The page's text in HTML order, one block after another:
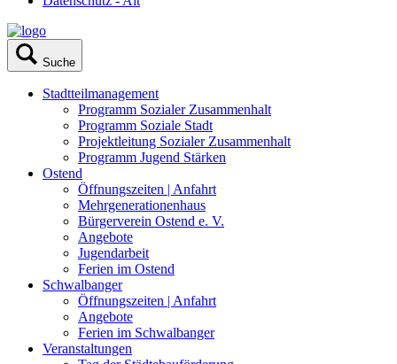
Suche
Stadtteilmanagement
Programm Sozialer Zusammenhalt
Programm Soziale Stadt
Projektleitung Sozialer Zusammenhalt
Programm Jugend Stärken
Ostend
Öffnungszeiten | Anfahrt
Mehrgenerationenhaus
Bürgerverein Ostend e. V.
Angebote
Jugendarbeit
Ferien im Ostend
Schwalbanger
Öffnungszeiten | Anfahrt
Angebote
Ferien im Schwalbanger
Veranstaltungen